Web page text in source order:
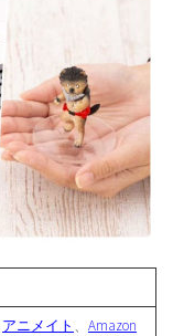
アニメイト 、 Amazon